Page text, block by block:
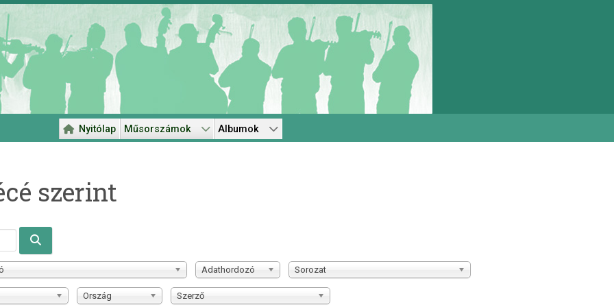
Nyitólap Műsorszámok Albumok
szerint
Adathordozó Sorozat
Ország Szerző